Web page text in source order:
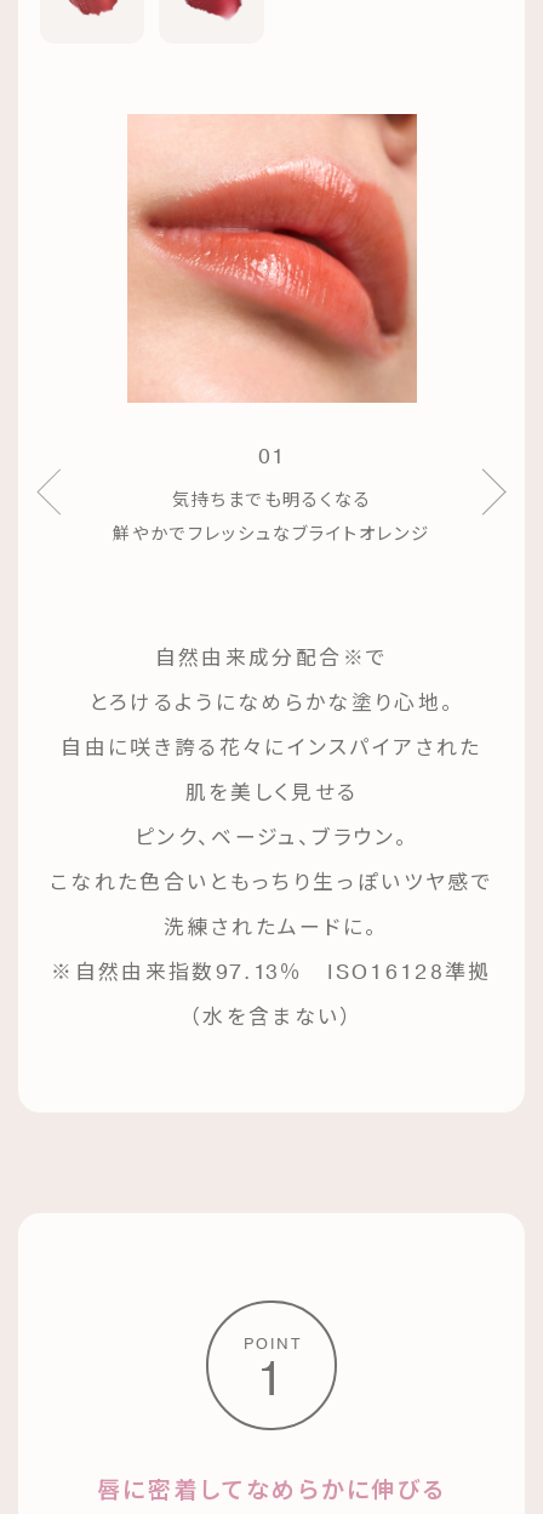
01
気持ちまでも明るくなる
鮮やかでフレッシュなブライトオレンジ
自然由来成分配合※で
とろけるようになめらかな塗り心地。
自由に咲き誇る花々にインスパイアされた
肌を美しく見せる
ピンク、ベージュ、ブラウン。
こなれた色合いともっちり生っぽいツヤ感で
洗練されたムードに。
※自然由来指数97.13％ ISO16128準拠
（水を含まない）
POINT
1
唇に密着してなめらかに伸びる